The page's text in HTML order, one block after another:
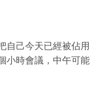
自己今天已經被佔用
小時會議，中午可能